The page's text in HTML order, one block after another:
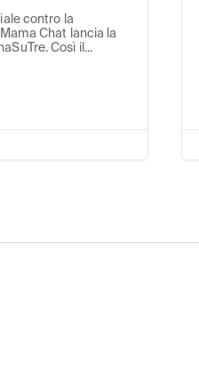
contro la
Chat lancia la
Così il...